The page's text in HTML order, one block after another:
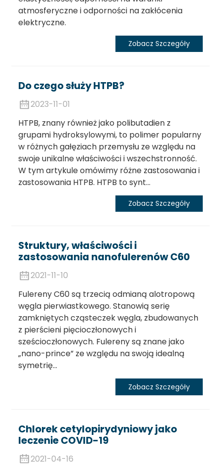
atmosferyczne i odporności na zakłócenia
elektryczne.
Zobacz Szczegóły
Do czego służy HTPB?
2023-11-01
HTPB, znany również jako polibutadien z
grupami hydroksylowymi, to polimer popularny
w różnych gałęziach przemysłu ze względu na
swoje unikalne właściwości i wszechstronność.
W tym artykule omówimy różne zastosowania i
zastosowania HTPB. HTPB to synt...
Zobacz Szczegóły
Struktury, właściwości i
zastosowania nanofulerenów C60
2021-11-10
Fulereny C60 są trzecią odmianą alotropową
węgla pierwiastkowego. Stanowią serię
zamkniętych cząsteczek węgla, zbudowanych
z pierścieni pięcioczłonowych i
sześcioczłonowych. Fulereny są znane jako
„nano-prince” ze względu na swoją idealną
symetrię...
Zobacz Szczegóły
Chlorek cetylopirydyniowy jako
leczenie COVID-19
2021-04-16